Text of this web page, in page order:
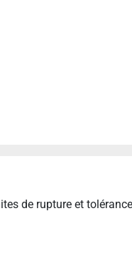
de rupture et